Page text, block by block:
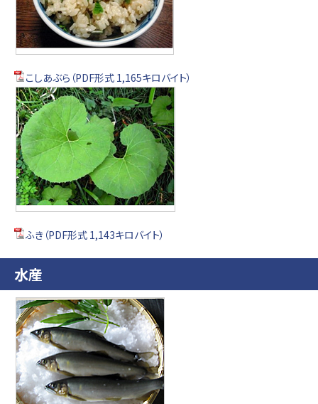
こしあぶら（PDF形式 1,165キロバイト）
ふき（PDF形式 1,143キロバイト）
水産